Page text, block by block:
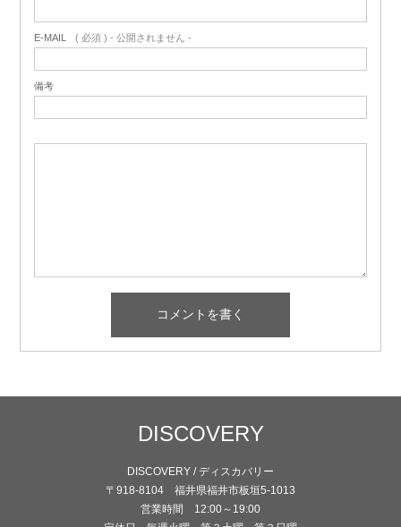
E-MAIL ( 必須 ) - 公開されません -
備考
DISCOVERY
DISCOVERY / ディスカバリー
〒918-8104 福井県福井市板垣5-1013
営業時間 12:00～19:00